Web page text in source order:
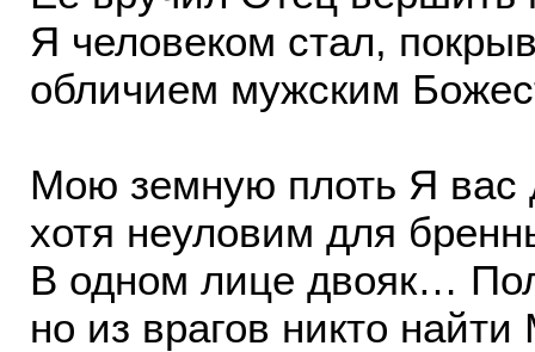
Я человеком стал,
обличием мужским
Мою земную плоть Я вас
хотя неуловим для
В одном лице двояк…
но из врагов никто